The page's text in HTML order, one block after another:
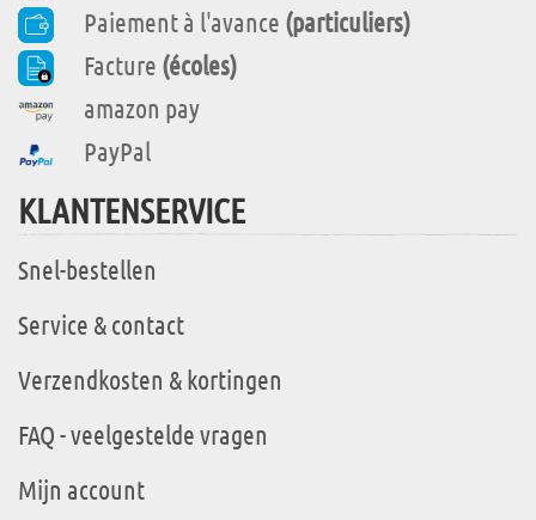
Paiement à l'avance (particuliers)
Facture (écoles)
amazon pay
PayPal
KLANTENSERVICE
Snel-bestellen
Service & contact
Verzendkosten & kortingen
FAQ - veelgestelde vragen
Mijn account